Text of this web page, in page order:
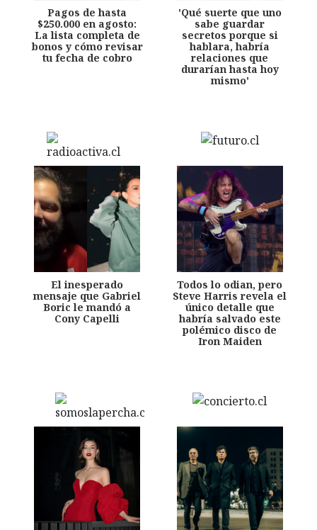
Pagos de hasta
$250.000 en agosto:
La lista completa de
bonos y cómo revisar
tu fecha de cobro
'Qué suerte que uno
sabe guardar
secretos porque si
hablara, habría
relaciones que
durarían hasta hoy
mismo'
El inesperado
mensaje que Gabriel
Boric le mandó a
Cony Capelli
Todos lo odian, pero
Steve Harris revela el
único detalle que
habría salvado este
polémico disco de
Iron Maiden